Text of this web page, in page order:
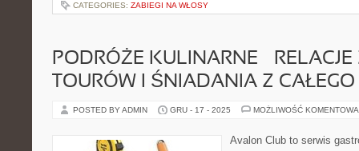
CATEGORIES: ZABIEGI NA WŁOSY
PODRÓŻE KULINARNE –
TOURÓW I ŚNIADANIA Z
POSTED BY ADMIN GRU - 17 - 2025 MOŻLIWOŚĆ
Avalon Club to serwis